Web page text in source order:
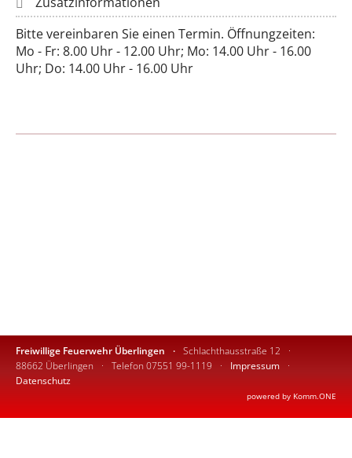
Bitte vereinbaren Sie einen Termin. Öffnungzeiten:
Mo - Fr: 8.00 Uhr - 12.00 Uhr; Mo: 14.00 Uhr - 16.00
Uhr; Do: 14.00 Uhr - 16.00 Uhr
Freiwillige Feuerwehr Überlingen
Schlachthausstraße 12
88662 Überlingen
Telefon 07551 99-1119
Impressum
Datenschutz
powered by Komm.ONE